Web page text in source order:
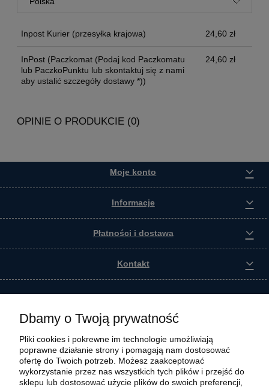
Inpost Kurier (przesyłka krajowa) 24,60 zł
InPost (Paczkomat (Podaj kod Paczkomatu
lub PaczkoPunktu lub skontaktuj się z nami
aby ustalić szczegóły dostawy *))
24,60 zł
OPINIE O PRODUKCIE (0)
Moje konto
Informacje
Płatności i dostawa
Kontakt
Dbamy o Twoją prywatność
Pliki cookies i pokrewne im technologie umożliwiają
poprawne działanie strony i pomagają nam dostosować
ofertę do Twoich potrzeb. Możesz zaakceptować
wykorzystanie przez nas wszystkich tych plików i przejść do
sklepu lub dostosować użycie plików do swoich preferencji,